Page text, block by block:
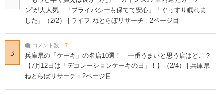
ン”が大人気 「プライバシーも保てて安心」「ぐっすり眠れま
した」（2/2） | ライフ ねとらぼリサーチ：2ページ目
3
コメント数： 7
兵庫県の「ケーキ」の名店10選！ 一番うまいと思う店はどこ？
【7月12日は「デコレーションケーキの日」！】（2/4） | 兵庫県
ねとらぼリサーチ：2ページ目